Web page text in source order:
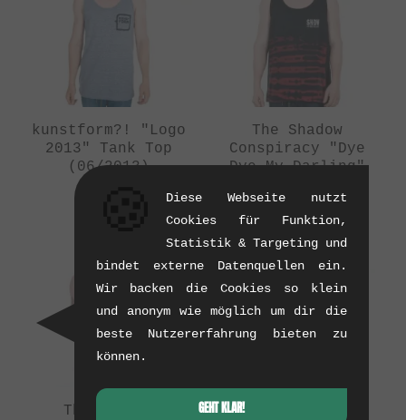
kunstform?! "Logo
2013" Tank Top
(06/2013)
The Shadow
Conspiracy "Dye
Dye My Darling"
(02/2014)
0.1 kg
The Shadow
Diese Webseite nutzt
Cookies für Funktion,
Statistik & Targeting und
bindet externe Datenquellen ein.
Wir backen die Cookies so klein
und anonym wie möglich um dir die
beste Nutzererfahrung bieten zu
können.
GEHT KLAR!